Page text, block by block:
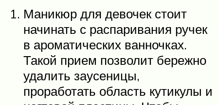
Маникюр для девочек стоит
начинать с распаривания ручек
в ароматических ванночках.
Такой прием позволит бережно
удалить заусеницы,
проработать область кутикулы и